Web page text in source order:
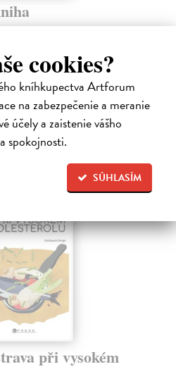
cookies?
kníhkupectva Artforum
na zabezpečenie a meranie
účely a zaistenie vášho
spokojnosti.
SÚHLASÍM
gazdinky Terézie Vansovej je
každú domácnosť.
při vysokém